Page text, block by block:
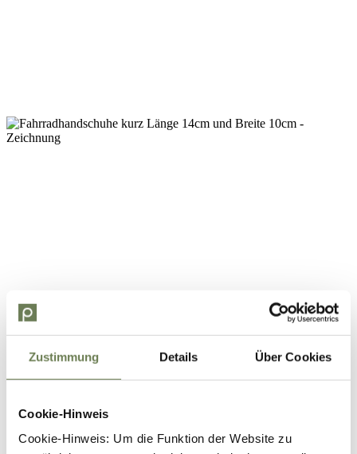
Zustimmung Details Über Cookies
Cookie-Hinweis
Cookie-Hinweis: Um die Funktion der Website zu